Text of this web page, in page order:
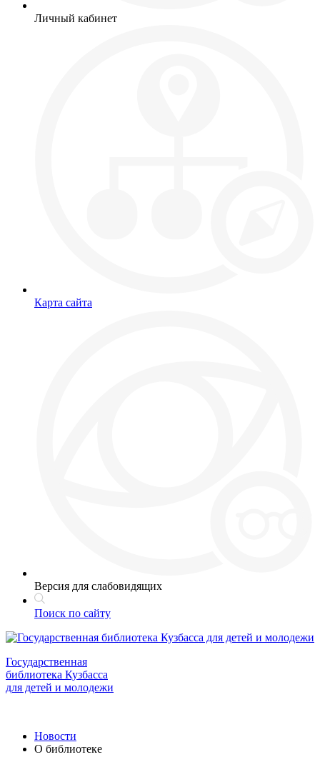
Личный кабинет
Карта сайта
Версия для слабовидящих
Поиск по сайту
Государственная
библиотека Кузбасса
для детей и молодежи
Новости
О библиотеке